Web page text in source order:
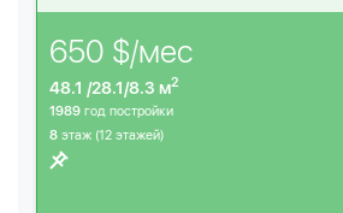
650 $/мес
48.1 /28.1/8.3 м2
1989 год постройки
8 этаж (12 этажей)